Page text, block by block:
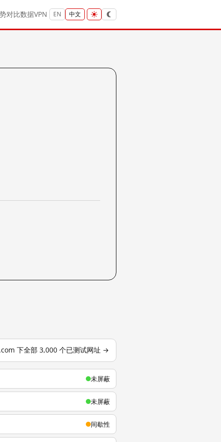
对比数据VPN EN 中文
下全部 3,000 个已测试网址 →
未屏蔽
未屏蔽
间歇性